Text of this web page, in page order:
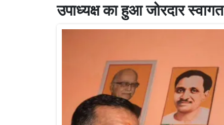
उपाध्यक्ष का हुआ जोरदार स्वागत